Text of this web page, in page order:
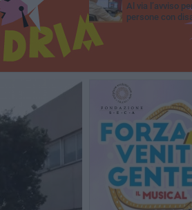
Al via l’avviso
persone con
domande